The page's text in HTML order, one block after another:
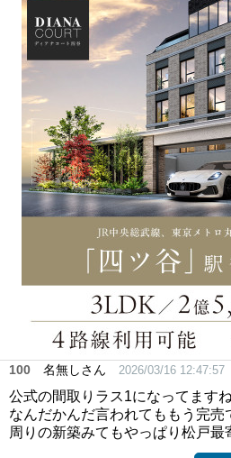
100 名無しさん 2026/03/16 12:47:57
公式の間取りラス1になってますね
なんだかんだ言われてももう完売
周りの新築みてもやっぱり松戸最